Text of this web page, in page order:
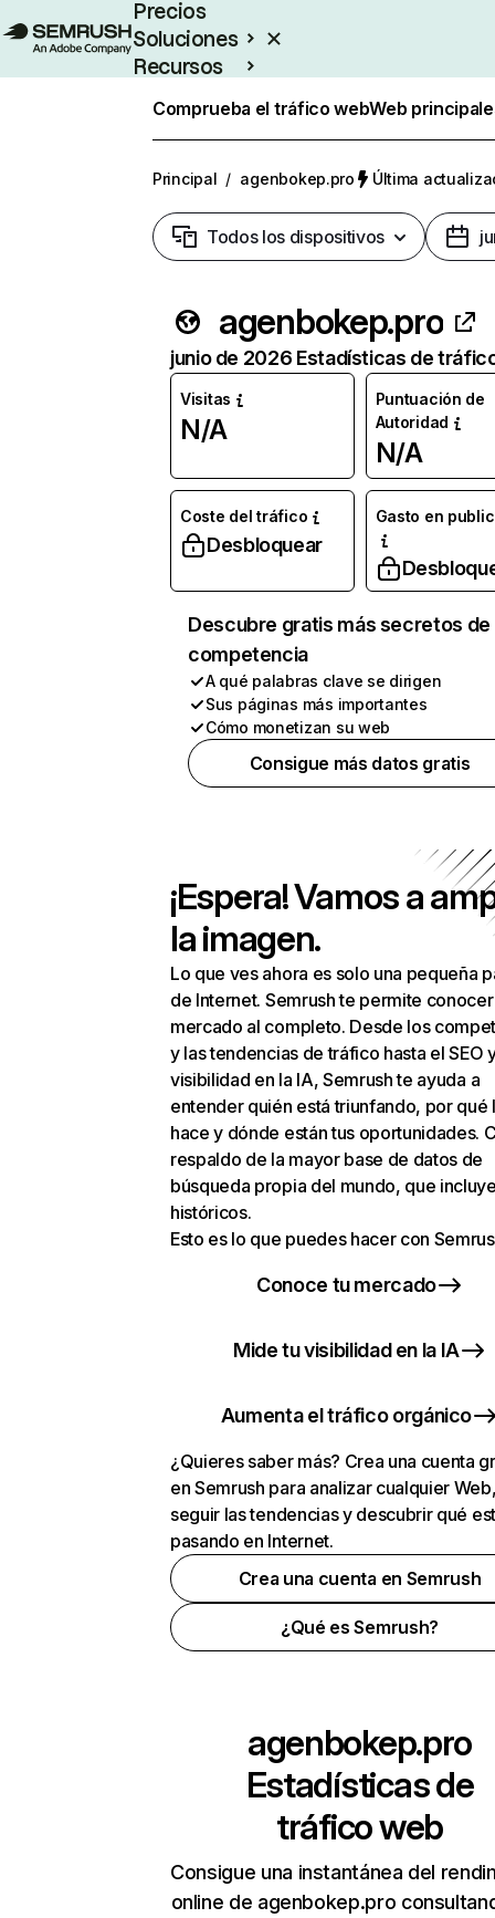
Precios
Soluciones
Recursos
Comprueba el tráfico webWeb
Principal / agenbokep.pro Última
Todos los dispositivos
agenbokep.pro
junio de 2026 Estadísticas de
Visitas
N/A
Puntuación de
Autoridad
N/A
Coste del tráfico
Desbloquear
Gasto en
Descubre gratis más secretos de
competencia
A qué palabras clave se dirigen
Sus páginas más importantes
Cómo monetizan su web
Consigue más datos gratis
¡Espera! Vamos a
la imagen.
Lo que ves ahora es solo una pequeña
de Internet. Semrush te permite
mercado al completo. Desde los
y las tendencias de tráfico hasta el SEO
visibilidad en la IA, Semrush te ayuda a
entender quién está triunfando, por qué
hace y dónde están tus oportunidades.
respaldo de la mayor base de datos de
búsqueda propia del mundo, que
históricos.
Esto es lo que puedes hacer con
Conoce tu mercado
Mide tu visibilidad en la IA
Aumenta el tráfico orgánico
¿Quieres saber más? Crea una cuenta
en Semrush para analizar cualquier
seguir las tendencias y descubrir qué
pasando en Internet.
Crea una cuenta en Semrush
¿Qué es Semrush?
agenbokep.pro
Estadísticas de
tráfico web
Consigue una instantánea del
online de agenbokep.pro